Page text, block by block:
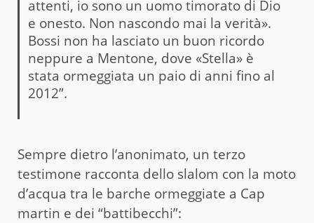
attenti, io sono un uomo timorato di Dio
e onesto. Non nascondo mai la verità».
Bossi non ha lasciato un buon ricordo
neppure a Mentone, dove «Stella» è
stata ormeggiata un paio di anni fino al
2012”.
Sempre dietro l’anonimato, un terzo
testimone racconta dello slalom con la moto
d’acqua tra le barche ormeggiate a Cap
martin e dei “battibecchi”: